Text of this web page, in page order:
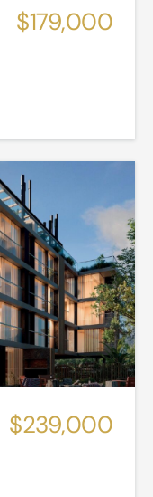
$179,000
$239,000